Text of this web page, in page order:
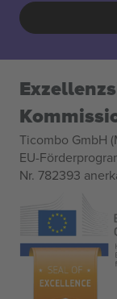
Ticombo GmbH
EU-
Nr. 782393